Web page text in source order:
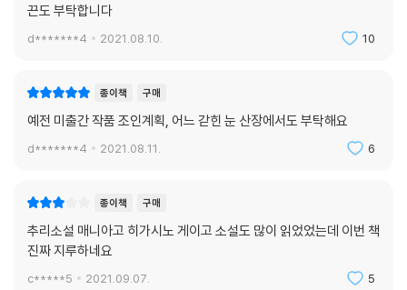
끈도 부탁합니다
d*******4 2021.08.10. 10
종이책 구매
예전 미출간 작품 조인계획, 어느 갇힌 눈 산장에서도 부탁해요
d*******4 2021.08.11. 6
종이책 구매
추리소설 매니아고 히가시노 게이고 소설도 많이 읽었었는데 이번 책
진짜 지루하네요
c*****5 2021.09.07. 5